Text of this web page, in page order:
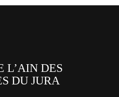
L’AIN DES
DU JURA